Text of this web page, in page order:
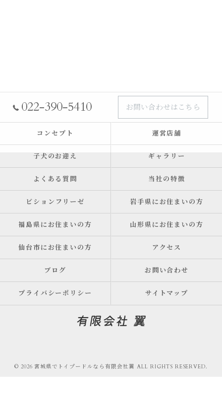
022-390-5410 お問い合わせはこちら
コンセプト 運営店舗
子犬のお迎え ギャラリー
よくある質問 当社の特徴
ビションフリーゼ 岩手県にお住まいの方
福島県にお住まいの方 山形県にお住まいの方
仙台市にお住まいの方 アクセス
ブログ お問い合わせ
プライバシーポリシー サイトマップ
© 2026 宮城県でトイプードルなら有限会社翼 ALL RIGHTS RESERVED.